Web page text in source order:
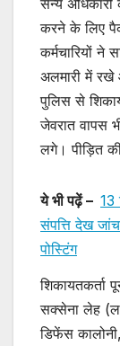
करने के लिए
कर्मचारियों ने
अलमारी में
पुलिस से
जेवरात वापस
लगे। पीड़ित
ये भी पढ़ें – 13
संपत्ति देख
पोस्टिंग
शिकायतकर्ता
सक्सेना लेह
डिफेंस